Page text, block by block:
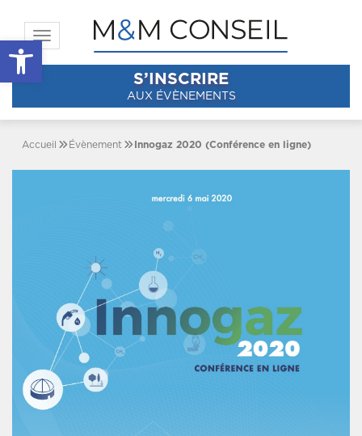
Ouvrir la barre d’outils
Toggle navigation
S’INSCRIRE
AUX ÉVÈNEMENTS
Accueil Évènement Innogaz 2020 (Conférence en ligne)